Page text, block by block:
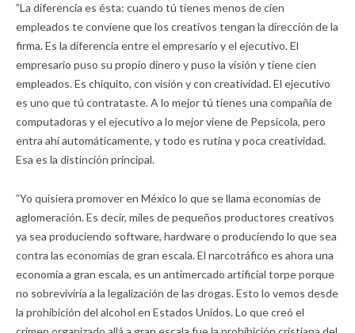
”La diferencia es ésta: cuando tú tienes menos de cien
empleados te conviene que los creativos tengan la dirección de la
firma. Es la diferencia entre el empresario y el ejecutivo. El
empresario puso su propio dinero y puso la visión y tiene cien
empleados. Es chiquito, con visión y con creatividad. El ejecutivo
es uno que tú contrataste. A lo mejor tú tienes una compañía de
computadoras y el ejecutivo a lo mejor viene de Pepsicola, pero
entra ahí automáticamente, y todo es rutina y poca creatividad.
Esa es la distinción principal.
”Yo quisiera promover en México lo que se llama economías de
aglomeración. Es decir, miles de pequeños productores creativos
ya sea produciendo software, hardware o produciendo lo que sea
contra las economías de gran escala. El narcotráfico es ahora una
economía a gran escala, es un antimercado artificial torpe porque
no sobreviviría a la legalización de las drogas. Esto lo vemos desde
la prohibición del alcohol en Estados Unidos. Lo que creó el